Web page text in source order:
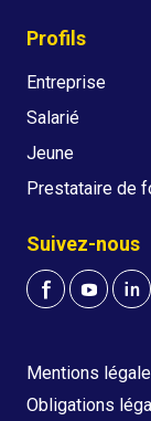
Profils
Entreprise
Salarié
Jeune
Prestataire de
Suivez-nous
Mentions
Obligations